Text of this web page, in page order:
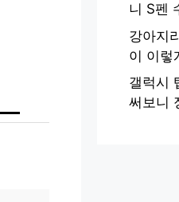
니 S펜
강아지
이 이렇
갤럭시
써보니